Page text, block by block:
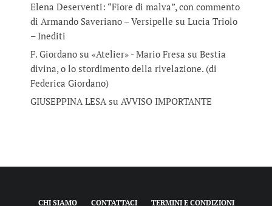
Elena Deserventi: “Fiore di malva”, con commento
di Armando Saveriano – Versipelle su Lucia Triolo
– Inediti
F. Giordano su «Atelier» - Mario Fresa su Bestia
divina, o lo stordimento della rivelazione. (di
Federica Giordano)
GIUSEPPINA LESAsu AVVISO IMPORTANTE
CHI SIAMO CONTATTACI TERMINI E CONDIZIONI